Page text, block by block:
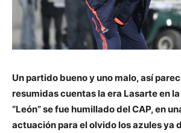
Un partido bueno y uno malo, así
resumidas cuentas la era Lasarte en
“León” se fue humillado del CAP, en
actuación para el olvido los azules ya